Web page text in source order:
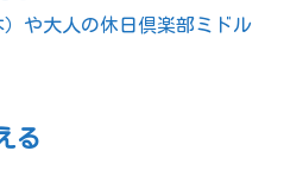
や大人の休日倶楽部ミドル
る